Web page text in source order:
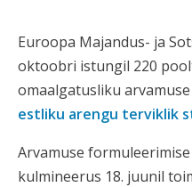
Euroopa Majandus- ja
oktoobri istungil 220
omaalgatusliku arvamuse
estliku arengu terviklik
Arvamuse
kulmineerus 18. juunil